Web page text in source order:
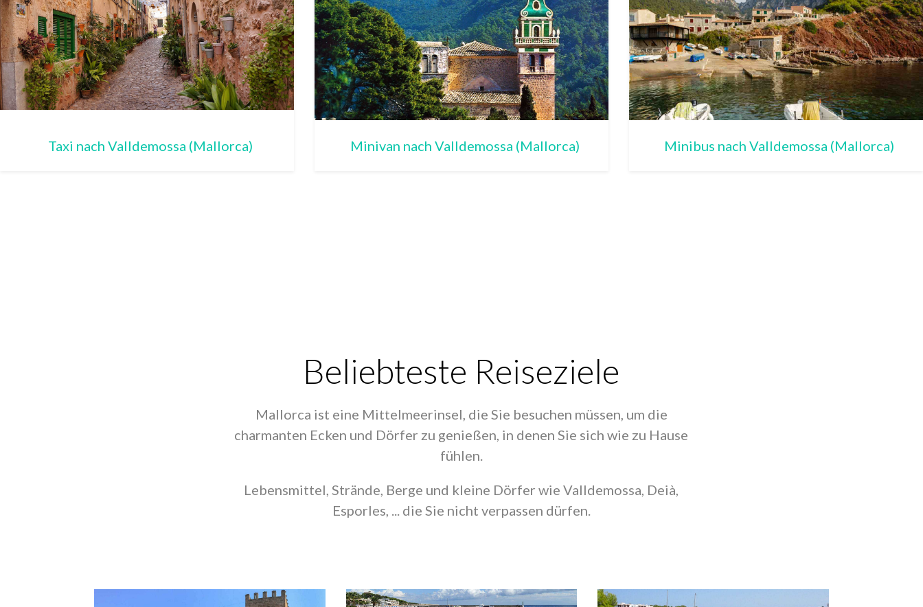
Taxi nach Valldemossa (Mallorca) Minivan nach Valldemossa (Mallorca) Minibus nach Valldemossa (Mallorca)
Beliebteste Reiseziele
Mallorca ist eine Mittelmeerinsel, die Sie besuchen müssen, um die
charmanten Ecken und Dörfer zu genießen, in denen Sie sich wie zu Hause
fühlen.
Lebensmittel, Strände, Berge und kleine Dörfer wie Valldemossa, Deià,
Esporles, ... die Sie nicht verpassen dürfen.